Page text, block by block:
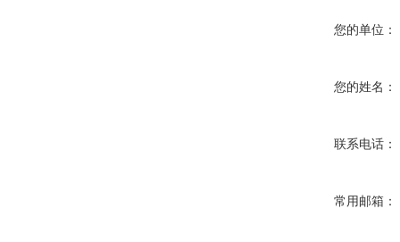
您的单位：
您的姓名：
联系电话：
常用邮箱：